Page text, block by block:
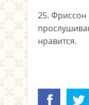
25.
нравится.